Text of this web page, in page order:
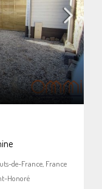
de-France, France
Honoré